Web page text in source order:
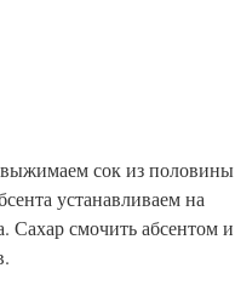
сок из половины
устанавливаем на
Сахар смочить абсентом и